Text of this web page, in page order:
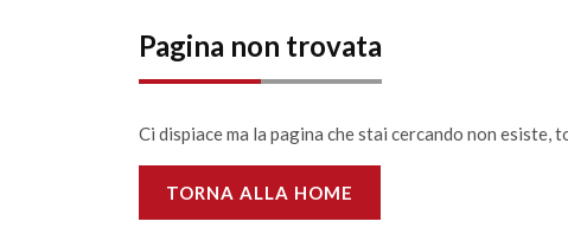
Pagina non trovata
Ci dispiace ma la pagina che stai cercando non esiste,
TORNA ALLA HOME